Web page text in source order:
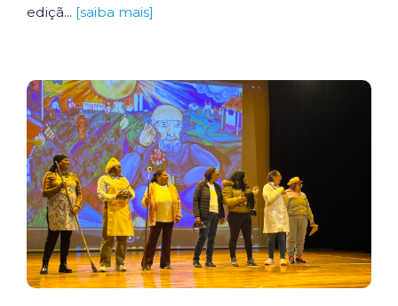
ediçã... [saiba mais]